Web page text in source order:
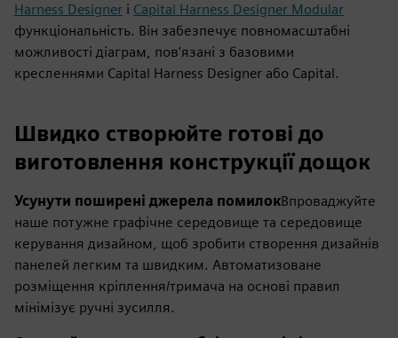
Harness Designer і Capital Harness Designer Modular
функціональність. Він забезпечує повномасштабні
можливості діаграм, пов'язані з базовими
кресленнями Capital Harness Designer або Capital.
Швидко створюйте готові до
виготовлення конструкції дощок
Усунути поширені джерела помилокВпроваджуйте
наше потужне графічне середовище та середовище
керування дизайном, щоб зробити створення дизайнів
панелей легким та швидким. Автоматизоване
розміщення кріплення/тримача на основі правил
мінімізує ручні зусилля.